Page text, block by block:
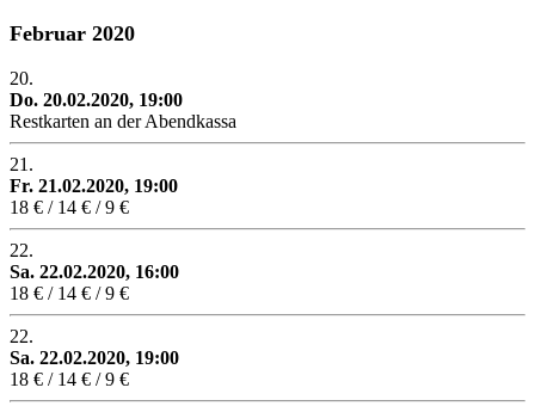
Februar 2020
20.
Do. 20.02.2020, 19:00
Restkarten an der Abendkassa
21.
Fr. 21.02.2020, 19:00
18 € / 14 € / 9 €
22.
Sa. 22.02.2020, 16:00
18 € / 14 € / 9 €
22.
Sa. 22.02.2020, 19:00
18 € / 14 € / 9 €